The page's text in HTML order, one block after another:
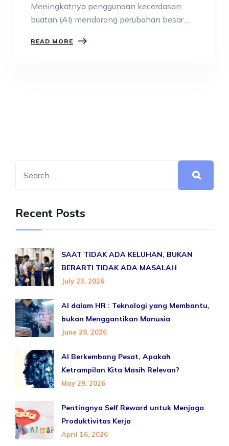
Meningkatnya penggunaan kecerdasan
buatan (AI) mendorong perubahan besar
READ MORE
Recent Posts
SAAT TIDAK ADA KELUHAN, BUKAN
BERARTI TIDAK ADA MASALAH
July 23, 2026
AI dalam HR : Teknologi yang Membantu,
bukan Menggantikan Manusia
June 29, 2026
AI Berkembang Pesat, Apakah
Ketrampilan Kita Masih Relevan?
May 29, 2026
Pentingnya Self Reward untuk Menjaga
Produktivitas Kerja
April 16, 2026